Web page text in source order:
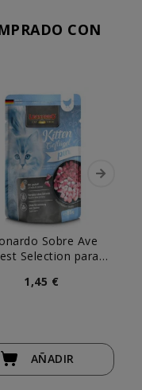
CON
Sobre Ave
Selection para
1,45 €
AÑADIR